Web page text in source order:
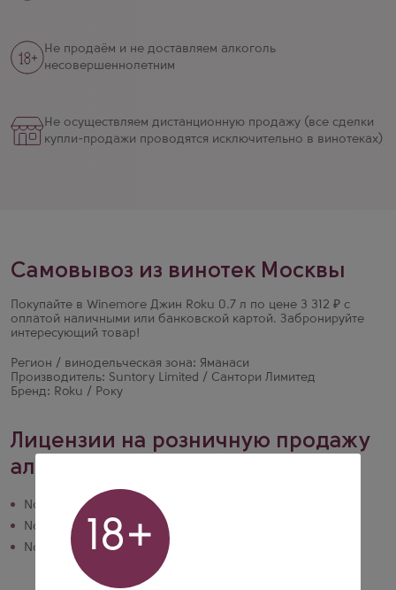
Не продаём и не доставляем алкоголь
несовершеннолетним
Не осуществляем дистанционную продажу (все сделки
купли-продажи проводятся исключительно в винотеках)
Самовывоз из винотек Москвы
Покупайте в Winemore Джин Roku 0.7 л по цене 3 312 ₽ с
оплатой наличными или банковской картой. Забронируйте
интересующий товар!
Регион / винодельческая зона: Яманаси
Производитель: Suntory Limited / Сантори Лимитед
Бренд: Roku / Року
Лицензии на розничную продажу
алкогольной продукции
№ 50РПА0024374 действует до 20.10.2028
№ 77РПА0015006 действует до 01.09.2030
№ 77РПА0015624 действует до 13.10.2026
18+